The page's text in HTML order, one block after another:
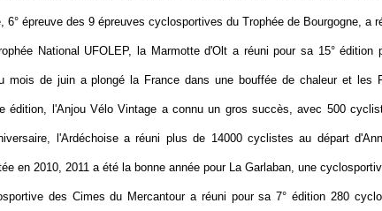
6° épreuve des 9 épreuves cyclosportives du Trophée de Bourgogne, a
National UFOLEP, la Marmotte d'Olt a réuni pour sa 15° édition
mois de juin a plongé la France dans une bouffée de chaleur et les
édition, l'Anjou Vélo Vintage a connu un gros succès, avec 500
l'Ardéchoise a réuni plus de 14000 cyclistes au départ
en 2010, 2011 a été la bonne année pour La Garlaban, une
des Cimes du Mercantour a réuni pour sa 7° édition 280